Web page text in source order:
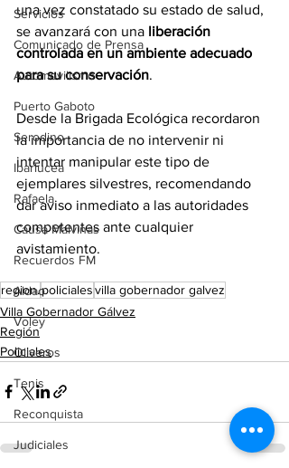
Servicios
Comunicado de Prensa
Automovilismo
Puerto Gaboto
Serodino
Ibarlucea
Rafaela
Causa Malvinas
Recuerdos FM
Aldao
Voley
Oliveros
Tenis
Reconquista
Judiciales
una vez constatado su estado de salud,
se avanzará con una liberación
controlada en un ambiente adecuado
para su conservación.
Desde la Brigada Ecológica recordaron
la importancia de no intervenir ni
intentar manipular este tipo de
ejemplares silvestres, recomendando
dar aviso inmediato a las autoridades
competentes ante cualquier
avistamiento.
region.policialesvilla gobernador galvez
Villa Gobernador Gálvez
Región
Policiales